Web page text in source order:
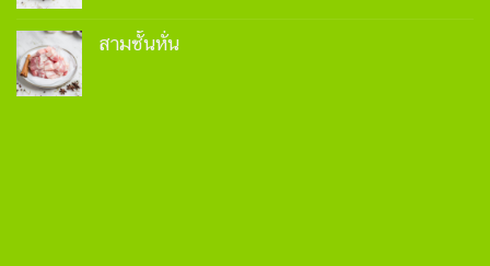
สามชั้นหั่น